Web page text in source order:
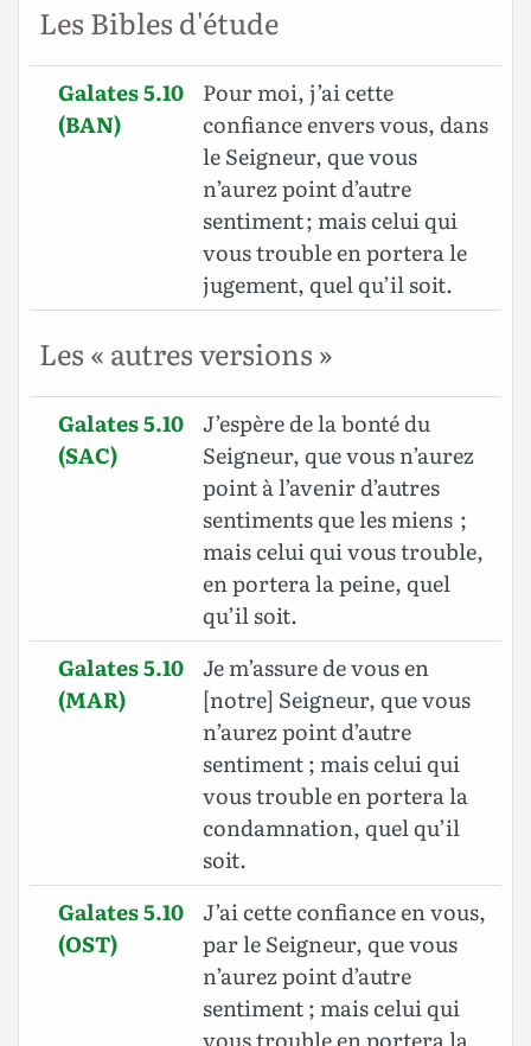
Les Bibles d'étude
Galates 5.10
(BAN)
Pour moi, j’ai cette
confiance envers vous, dans
le Seigneur, que vous
n’aurez point d’autre
sentiment ; mais celui qui
vous trouble en portera le
jugement, quel qu’il soit.
Les « autres versions »
Galates 5.10
(SAC)
J’espère de la bonté du
Seigneur, que vous n’aurez
point à l’avenir d’autres
sentiments que les miens ;
mais celui qui vous trouble,
en portera la peine, quel
qu’il soit.
Galates 5.10
(MAR)
Je m’assure de vous en
[notre] Seigneur, que vous
n’aurez point d’autre
sentiment ; mais celui qui
vous trouble en portera la
condamnation, quel qu’il
soit.
Galates 5.10
(OST)
J’ai cette confiance en vous,
par le Seigneur, que vous
n’aurez point d’autre
sentiment ; mais celui qui
vous trouble en portera la